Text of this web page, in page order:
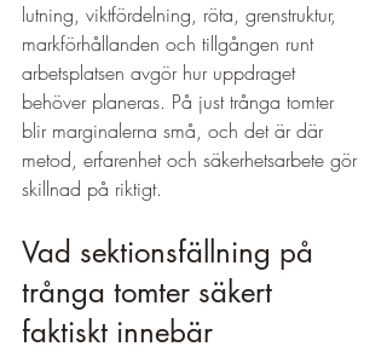
lutning, viktfördelning, röta, grenstruktur,
markförhållanden och tillgången runt
arbetsplatsen avgör hur uppdraget
behöver planeras. På just trånga tomter
blir marginalerna små, och det är där
metod, erfarenhet och säkerhetsarbete gör
skillnad på riktigt.
Vad sektionsfällning på
trånga tomter säkert
faktiskt innebär